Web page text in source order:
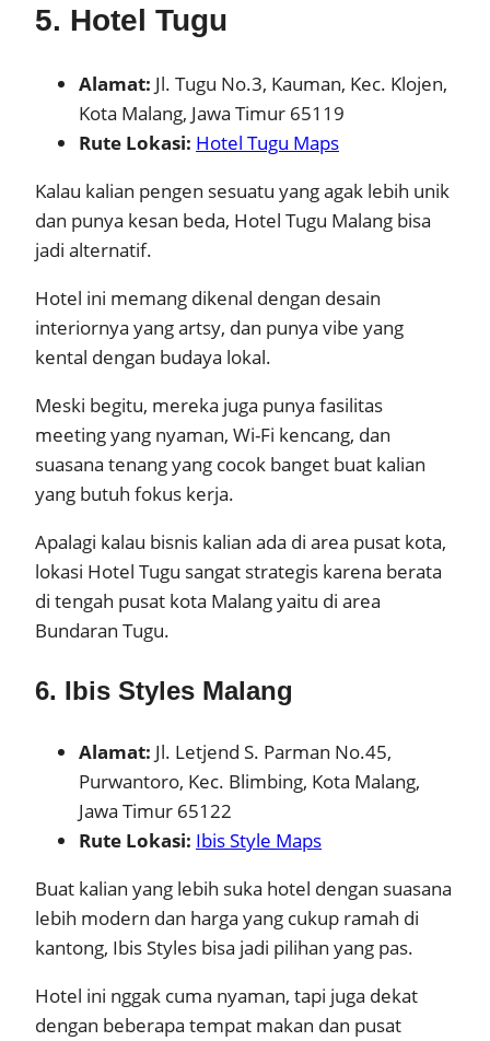
5. Hotel Tugu
Alamat: Jl. Tugu No.3, Kauman, Kec. Klojen,
Kota Malang, Jawa Timur 65119
Rute Lokasi: Hotel Tugu Maps
Kalau kalian pengen sesuatu yang agak lebih unik
dan punya kesan beda, Hotel Tugu Malang bisa
jadi alternatif.
Hotel ini memang dikenal dengan desain
interiornya yang artsy, dan punya vibe yang
kental dengan budaya lokal.
Meski begitu, mereka juga punya fasilitas
meeting yang nyaman, Wi-Fi kencang, dan
suasana tenang yang cocok banget buat kalian
yang butuh fokus kerja.
Apalagi kalau bisnis kalian ada di area pusat kota,
lokasi Hotel Tugu sangat strategis karena berata
di tengah pusat kota Malang yaitu di area
Bundaran Tugu.
6. Ibis Styles Malang
Alamat: Jl. Letjend S. Parman No.45,
Purwantoro, Kec. Blimbing, Kota Malang,
Jawa Timur 65122
Rute Lokasi: Ibis Style Maps
Buat kalian yang lebih suka hotel dengan suasana
lebih modern dan harga yang cukup ramah di
kantong, Ibis Styles bisa jadi pilihan yang pas.
Hotel ini nggak cuma nyaman, tapi juga dekat
dengan beberapa tempat makan dan pusat